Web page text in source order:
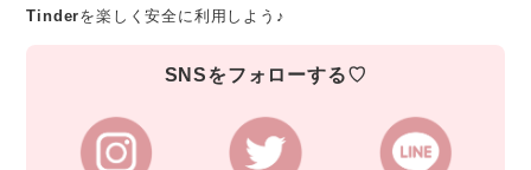
Tinderを楽しく安全に利用しよう♪
SNSをフォローする♡